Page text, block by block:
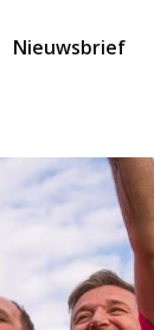
Nieuwsbrief